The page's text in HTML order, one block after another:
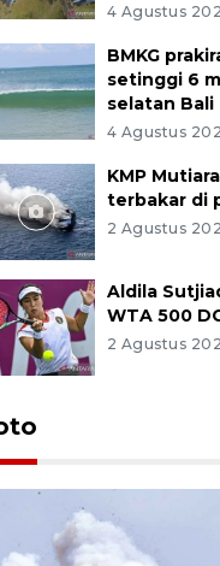
4 Agustus
BMKG
setinggi 6
selatan Bali
4 Agustus
KMP
terbakar di
2 Agustus
Aldila
WTA 500
2 Agustus